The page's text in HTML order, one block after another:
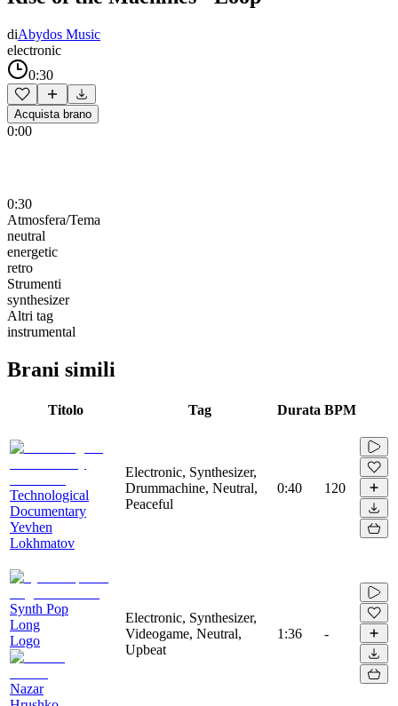
diAbydos Music
electronic
0:30
Acquista brano
0:00
0:30
Atmosfera/Tema
neutral
energetic
retro
Strumenti
synthesizer
Altri tag
instrumental
Brani simili
Titolo Tag Durata BPM
Technological
Documentary
Yevhen
Lokhmatov
Electronic, Synthesizer,
Drummachine, Neutral,
Peaceful
0:40 120
Synth Pop
Long
Logo
Nazar
Electronic, Synthesizer,
Videogame, Neutral,
Upbeat
1:36 -